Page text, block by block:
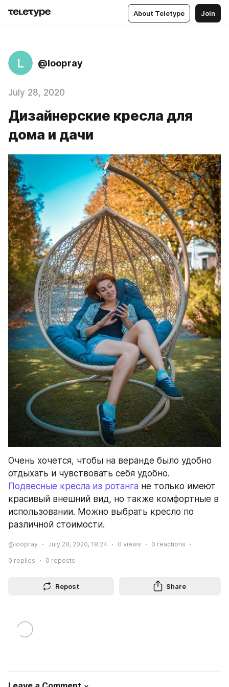
About Teletype Join
L @loopray
July 28, 2020
Дизайнерские кресла для
дома и дачи
Очень хочется, чтобы на веранде было удобно
Подвесные кресла из ротанга не только имеют
красивый внешний вид, но также комфортные в
использовании. Можно выбрать кресло по
различной стоимости.
@loopray July 28, 2020, 18:24 0 views 0 reactions
0 replies 0 reposts
Repost Share